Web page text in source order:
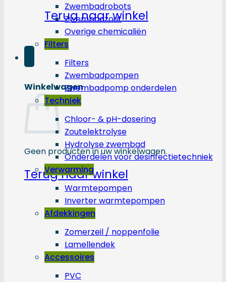
Terug naar winkel
Winkelwagen
Geen producten in uw winkelwagen.
Terug naar winkel
Zwembadrobots
Zwembadzout
Overige chemicaliën
Filters
Filters
Zwembadpompen
Zwembadpomp onderdelen
Techniek
Chloor- & pH-dosering
Zoutelektrolyse
Hydrolyse zwembad
Onderdelen voor desinfectietechniek
Verwarming
Warmtepompen
Inverter warmtepompen
Afdekkingen
Zomerzeil / noppenfolie
Lamellendek
Accessoires
PVC